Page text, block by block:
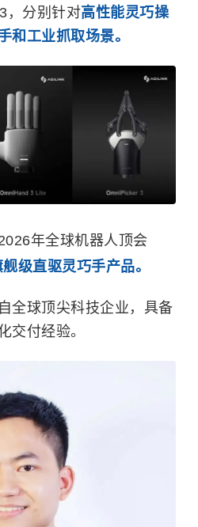
，分别针对高性能灵巧操
和工业抓取场景。
年全球机器人顶会
舰级直驱灵巧手产品。
全球顶尖科技企业，具备
交付经验。